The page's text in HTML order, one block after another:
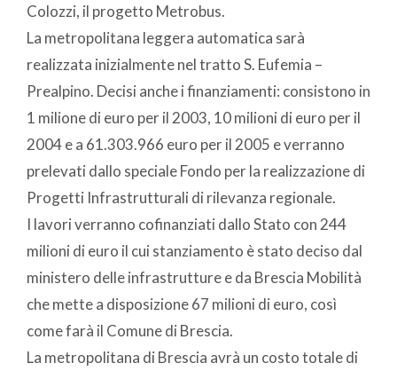
Colozzi, il progetto Metrobus.
La metropolitana leggera automatica sarà
realizzata inizialmente nel tratto S. Eufemia –
Prealpino. Decisi anche i finanziamenti: consistono in
1 milione di euro per il 2003, 10 milioni di euro per il
2004 e a 61.303.966 euro per il 2005 e verranno
prelevati dallo speciale Fondo per la realizzazione di
Progetti Infrastrutturali di rilevanza regionale.
I lavori verranno cofinanziati dallo Stato con 244
milioni di euro il cui stanziamento è stato deciso dal
ministero delle infrastrutture e da Brescia Mobilità
che mette a disposizione 67 milioni di euro, così
come farà il Comune di Brescia.
La metropolitana di Brescia avrà un costo totale di